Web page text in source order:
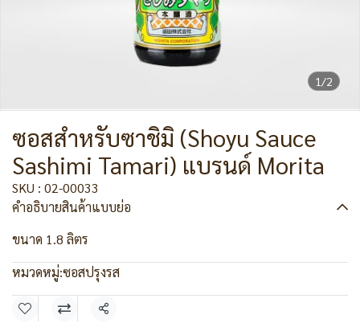
1/2
ซอสสำหรับซาชิมิ (Shoyu Sauce
Sashimi Tamari) แบรนด์ Morita
SKU : 02-00033
คำอธิบายสินค้าแบบย่อ
ขนาด 1.8 ลิตร
หมวดหมู่:ซอสปรุงรส
แชร์